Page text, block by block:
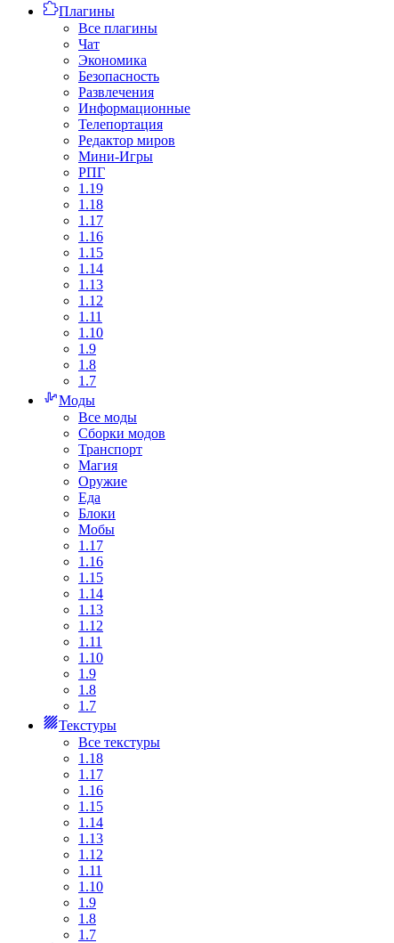
Плагины
Все плагины
Чат
Экономика
Безопасность
Развлечения
Информационные
Телепортация
Редактор миров
Мини-Игры
РПГ
1.19
1.18
1.17
1.16
1.15
1.14
1.13
1.12
1.11
1.10
1.9
1.8
1.7
Моды
Все моды
Сборки модов
Транспорт
Магия
Оружие
Еда
Блоки
Мобы
1.17
1.16
1.15
1.14
1.13
1.12
1.11
1.10
1.9
1.8
1.7
Текстуры
Все текстуры
1.18
1.17
1.16
1.15
1.14
1.13
1.12
1.11
1.10
1.9
1.8
1.7